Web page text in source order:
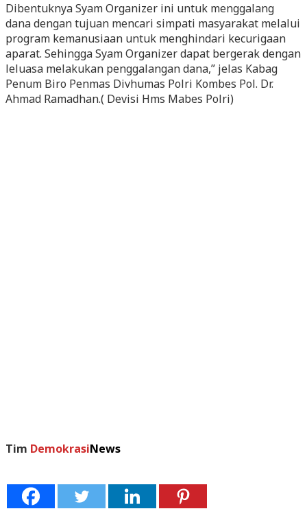
Dibentuknya Syam Organizer ini untuk menggalang
dana dengan tujuan mencari simpati masyarakat melalui
program kemanusiaan untuk menghindari kecurigaan
aparat. Sehingga Syam Organizer dapat bergerak dengan
leluasa melakukan penggalangan dana,” jelas Kabag
Penum Biro Penmas Divhumas Polri Kombes Pol. Dr.
Ahmad Ramadhan.( Devisi Hms Mabes Polri)
Tim DemokrasiNews